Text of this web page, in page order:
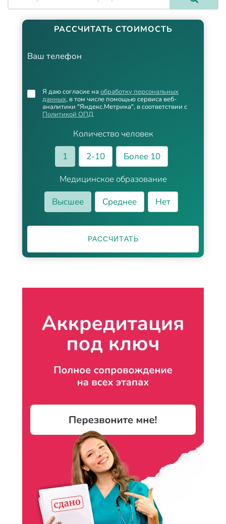
РАССЧИТАТЬ СТОИМОСТЬ
Ваш телефон
Количество человек
1
2-10
Более 10
Медицинское образование
Высшее
Среднее Нет
Я даю согласие на обработку персональных
данных, в том числе помощью сервиса веб-
аналитики "Яндекс.Метрика", в соответствии с
Политикой ОПД
РАССЧИТАТЬ